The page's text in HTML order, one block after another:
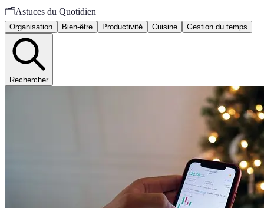
🗂️Astuces du Quotidien
Organisation Bien-être Productivité Cuisine Gestion du temps
Rechercher